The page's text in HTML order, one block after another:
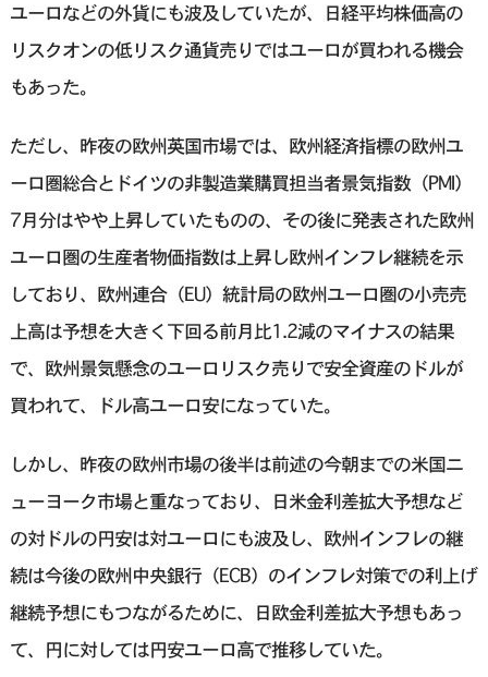
ユーロなどの外貨にも波及していたが、日経平均株価高の
リスクオンの低リスク通貨売りではユーロが買われる機会
もあった。
ただし、昨夜の欧州英国市場では、欧州経済指標の欧州ユ
ーロ圏総合とドイツの非製造業購買担当者景気指数（PMI）
7月分はやや上昇していたものの、その後に発表された欧州
ユーロ圏の生産者物価指数は上昇し欧州インフレ継続を示
しており、欧州連合（EU）統計局の欧州ユーロ圏の小売売
上高は予想を大きく下回る前月比1.2減のマイナスの結果
で、欧州景気懸念のユーロリスク売りで安全資産のドルが
買われて、ドル高ユーロ安になっていた。
しかし、昨夜の欧州市場の後半は前述の今朝までの米国ニ
ューヨーク市場と重なっており、日米金利差拡大予想など
の対ドルの円安は対ユーロにも波及し、欧州インフレの継
続は今後の欧州中央銀行（ECB）のインフレ対策での利上げ
継続予想にもつながるために、日欧金利差拡大予想もあっ
て、円に対しては円安ユーロ高で推移していた。